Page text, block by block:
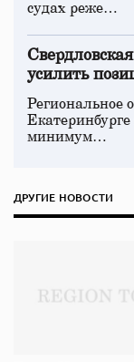
судах реже…
усилить
минимум…
ДРУГИЕ НОВОСТИ